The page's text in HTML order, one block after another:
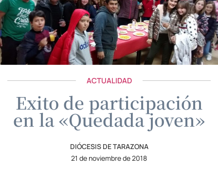
ACTUALIDAD
Exito de participación
en la «Quedada joven»
DIÓCESIS DE TARAZONA
21 de noviembre de 2018